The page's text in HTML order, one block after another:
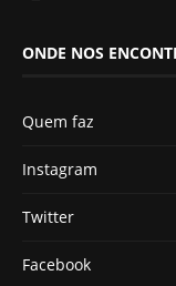
ONDE NOS
Quem faz
Instagram
Twitter
Facebook